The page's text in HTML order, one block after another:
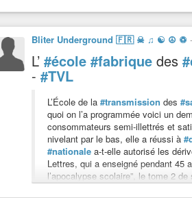
Les autrices et auteurs de cette
savoirs, guidés par le soin des milieux
Bliter Underground 🇫🇷 ☠ ♫ ☯ ☮ ♽ -
L’ #école #fabrique des
- #TVL
L’École de la #transmission des
quoi on l’a programmée voici un
consommateurs semi-illettrés et
nivelant par le bas, elle a réussi à
#nationale a-t-elle autorisé les
Lettres, qui a enseigné pendant 45
l’apocalypse scolaire”, le tome 2